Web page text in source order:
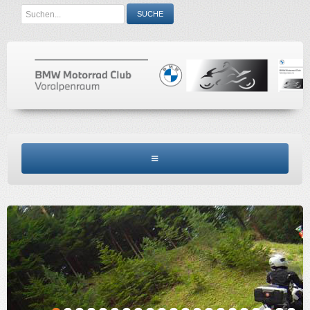
Search
...
SUCHE
CLUBINFO
TERMINE
ACCESSORIES